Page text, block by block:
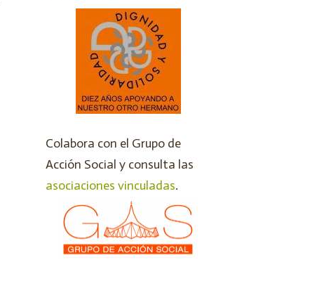
Colabora con el Grupo de
Acción Social y consulta las
asociaciones vinculadas.